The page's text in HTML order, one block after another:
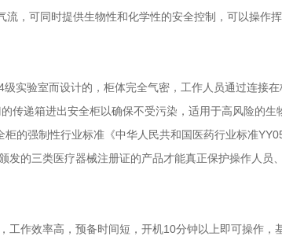
流，可同时提供生物性和化学性的安全控制，可以操作
实验室而设计的，柜体完全气密，工作人员通过连接
传递箱进出安全柜以确保不受污染，适用于高风险的生
的强制性行业标准《中华人民共和国医药行业标准
发的三类医疗器械注册证的产品才能真正保护操作人员
工作效率高，预备时间短，开机10分钟以上即可操作，